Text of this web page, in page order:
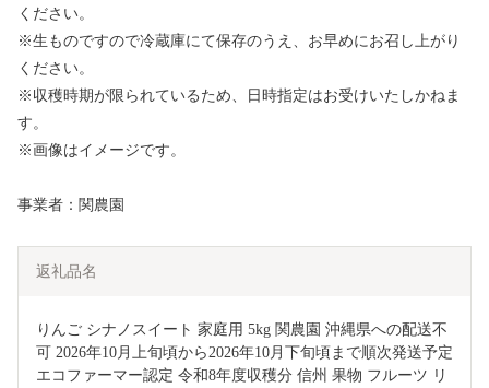
ください。
※生ものですので冷蔵庫にて保存のうえ、お早めにお召し上がり
ください。
※収穫時期が限られているため、日時指定はお受けいたしかねま
す。
※画像はイメージです。
事業者：関農園
返礼品名
りんご シナノスイート 家庭用 5kg 関農園 沖縄県への配送不
可 2026年10月上旬頃から2026年10月下旬頃まで順次発送予定
エコファーマー認定 令和8年度収穫分 信州 果物 フルーツ リ